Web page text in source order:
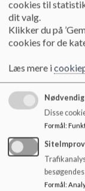
forberedelse og
•
slutningen af 5.
færdselskontaktlærer
•
skolepatruljerne
frem til
•
skolepatruljerne om
•
sikkertrafik.dk/
cookies til
dit valg.
Klikker du på
cookies for de
Læs mere i
Disse
Formål:
Formål: